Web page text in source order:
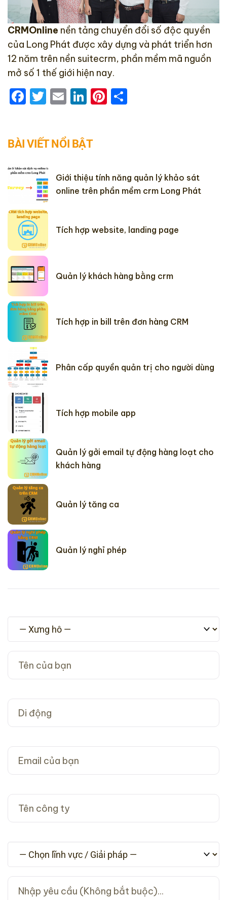
CRMOnline nền tảng chuyển đổi số độc quyền
của Long Phát được xây dựng và phát triển hơn
12 năm trên nền suitecrm, phần mềm mã nguồn
mở số 1 thế giới hiện nay.
Facebook
Twitter
EmailLinkedIn
Pinterest
BÀI VIẾT NỔI BẬT
Giới thiệu tính năng quản lý khảo sát
online trên phần mềm crm Long Phát
Tích hợp website, landing page
Quản lý khách hàng bằng crm
Tích hợp in bill trên đơn hàng CRM
Phân cấp quyền quản trị cho người dùng
Tích hợp mobile app
Quản lý gởi email tự động hàng loạt cho
khách hàng
Quản lý tăng ca
Quản lý nghỉ phép